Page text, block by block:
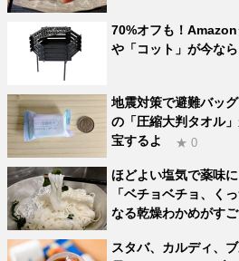
70%オフも！Amazon
や「コット」が今な
地震対策で避難バッ
の「圧縮大判タオル
宝するよ
★ 0
ほどよい塩気で薬味
「ベチョベチョ、く
なる乾燥わかめがす
スタバ、カルディ、